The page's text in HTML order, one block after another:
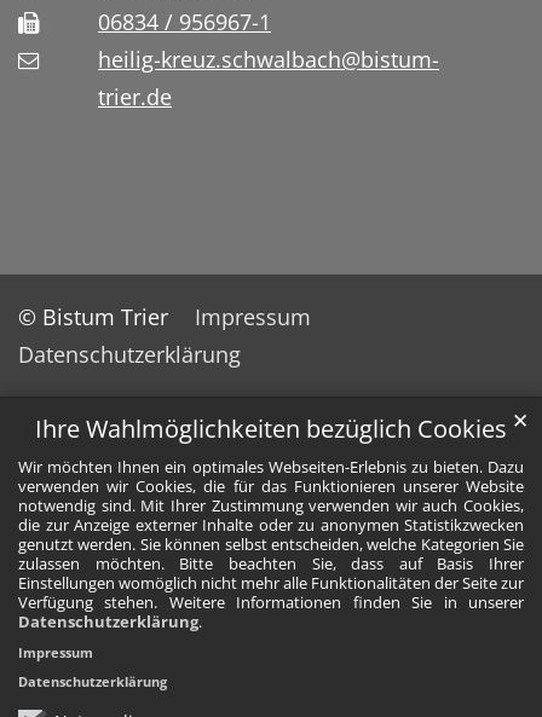
Ihre Wahlmöglichkeiten bezüglich Cookies
Wir möchten Ihnen ein optimales Webseiten-Erlebnis zu bieten. Dazu
verwenden wir Cookies, die für das Funktionieren unserer Website
notwendig sind. Mit Ihrer Zustimmung verwenden wir auch Cookies,
die zur Anzeige externer Inhalte oder zu anonymen Statistikzwecken
genutzt werden. Sie können selbst entscheiden, welche Kategorien Sie
zulassen möchten. Bitte beachten Sie, dass auf Basis Ihrer
Einstellungen womöglich nicht mehr alle Funktionalitäten der Seite zur
Verfügung stehen. Weitere Informationen finden Sie in unserer
Datenschutzerklärung.
✕
Impressum
Datenschutzerklärung
06834 / 956967-1
heilig-kreuz.schwalbach@bistum-
trier.de
© Bistum Trier
Impressum
Datenschutzerklärung